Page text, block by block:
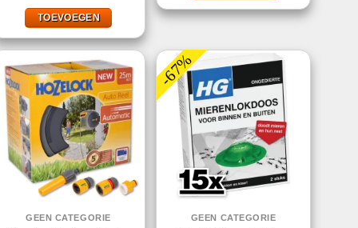
€166,95.
TOEVOEGEN
GEEN CATEGORIE
-67%
GEEN CATEGORIE